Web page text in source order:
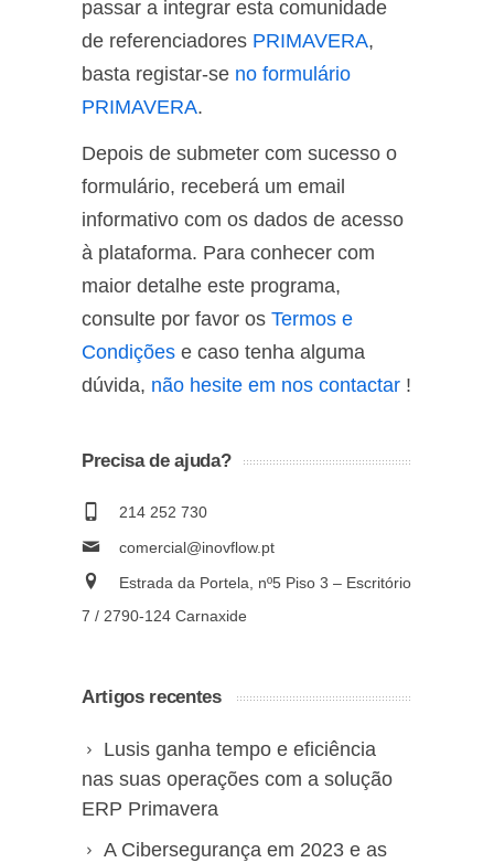
passar a integrar esta comunidade
de referenciadores PRIMAVERA,
basta registar-se no formulário
PRIMAVERA.
Depois de submeter com sucesso o
formulário, receberá um email
informativo com os dados de acesso
à plataforma. Para conhecer com
maior detalhe este programa,
consulte por favor os Termos e
Condições e caso tenha alguma
dúvida, não hesite em nos contactar !
Precisa de ajuda?
214 252 730
comercial@inovflow.pt
Estrada da Portela, nº5 Piso 3 – Escritório
7 / 2790-124 Carnaxide
Artigos recentes
Lusis ganha tempo e eficiência
nas suas operações com a solução
ERP Primavera
A Cibersegurança em 2023 e as